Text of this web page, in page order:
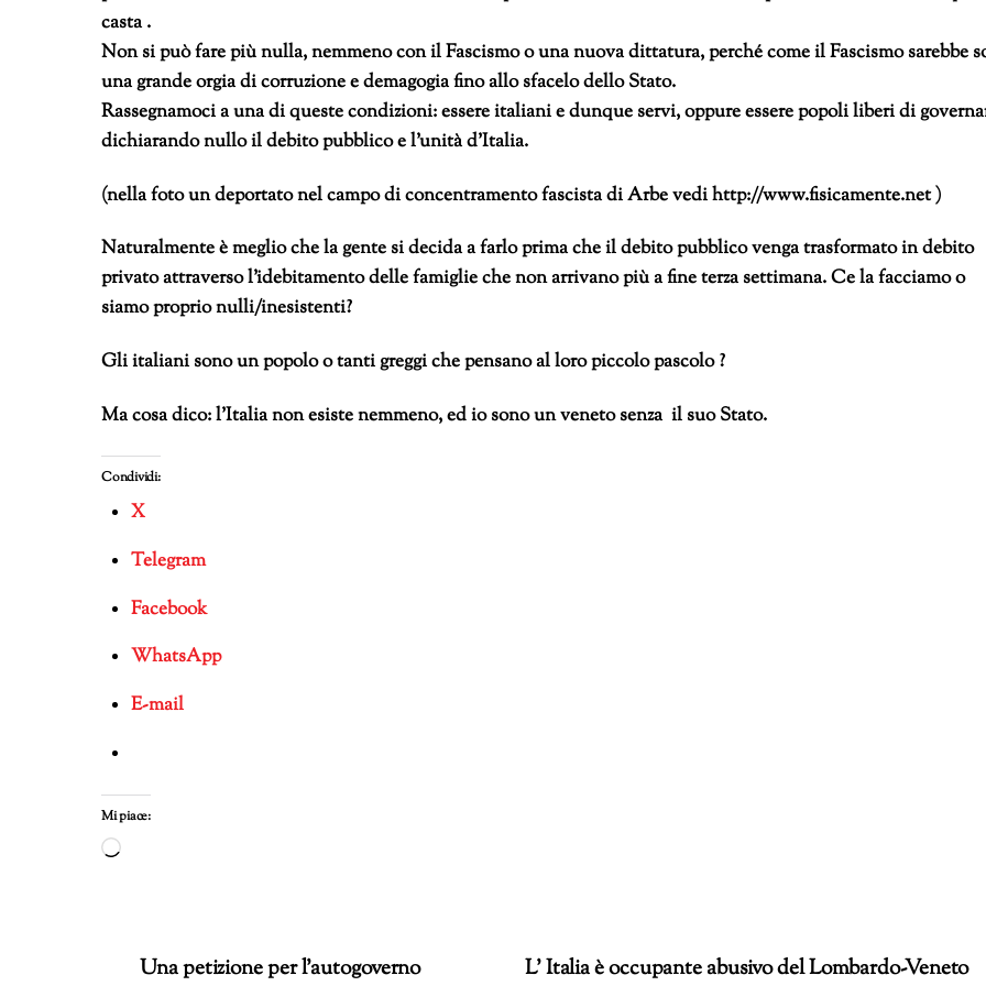
casta .
Non si può fare più nulla, nemmeno con il Fascismo o una nuova dittatura, perché come il Fascismo sarebbe
una grande orgia di corruzione e demagogia fino allo sfacelo dello Stato.
Rassegnamoci a una di queste condizioni: essere italiani e dunque servi, oppure essere popoli liberi di
dichiarando nullo il debito pubblico e l’unità d’Italia.
(nella foto un deportato nel campo di concentramento fascista di Arbe vedi http://www.fisicamente.net )
Naturalmente è meglio che la gente si decida a farlo prima che il debito pubblico venga trasformato in debito
privato attraverso l’idebitamento delle famiglie che non arrivano più a fine terza settimana. Ce la facciamo o
siamo proprio nulli/inesistenti?
Gli italiani sono un popolo o tanti greggi che pensano al loro piccolo pascolo ?
Ma cosa dico: l’Italia non esiste nemmeno, ed io sono un veneto senza il suo Stato.
Condividi:
X
Telegram
Facebook
WhatsApp
E-mail
Mi piace:
Caricamento
Una petizione per l’autogoverno L’ Italia è occupante abusivo del Lombardo-Veneto